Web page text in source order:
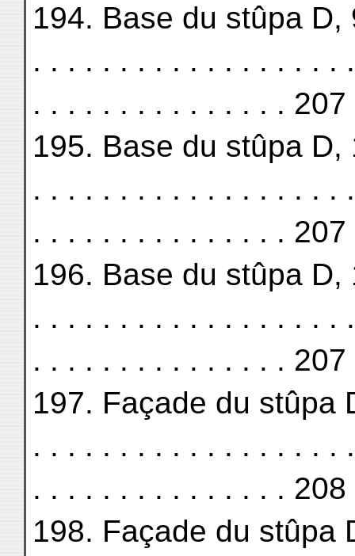
194. Base du stûpa
. . . . . . . . . . . . . . . . . .
. . . . . . . . . . . . . . . 207
195. Base du stûpa
. . . . . . . . . . . . . . . . . .
. . . . . . . . . . . . . . . 207
196. Base du stûpa
. . . . . . . . . . . . . . . . . .
. . . . . . . . . . . . . . . 207
197. Façade du stûpa
. . . . . . . . . . . . . . . . . .
. . . . . . . . . . . . . . . 208
198. Façade du stûpa